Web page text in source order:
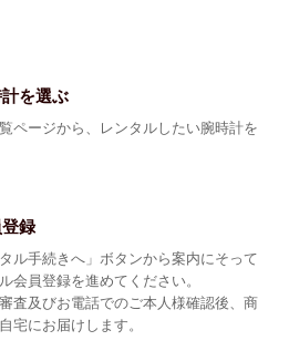
を選ぶ
ページから、レンタルしたい腕時計を
録
タル手続きへ」ボタンから案内にそって
会員登録を進めてください。
査及びお電話でのご本人様確認後、商
宅にお届けします。